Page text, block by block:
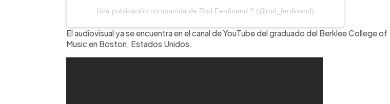
Una publicación compartida de Rod Ferdinand ? (@rod_ferdinand)
El audiovisual ya se encuentra en el canal de YouTube del graduado del Berklee College of
Music en Boston, Estados Unidos.